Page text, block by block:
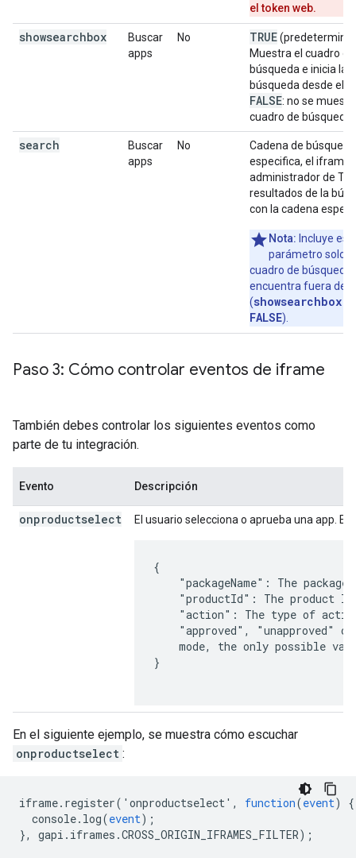
el token web.
showsearchbox
Buscar
apps
No TRUE
Muestra el cuadro de
búsqueda e inicia la
búsqueda desde el
FALSE: no se
cuadro de búsqueda.
search
Buscar
apps
No
Cadena de
especifica, el iframe
administrador de TI
resultados de la
con la cadena
Nota: Incluye
parámetro solo
cuadro de búsqueda
encuentra fuera del
(showsearchbox =
FALSE).
Paso 3: Cómo controlar eventos de iframe
También debes controlar los siguientes eventos como
parte de tu integración.
Evento Descripción
onproductselect El usuario selecciona o aprueba una app.
{
"packageName": The package
"productId": The product
"action": The type of
"approved", "unapproved"
mode, the only possible
}
En el siguiente ejemplo, se muestra cómo escuchar
onproductselect :
iframe. register(' onproductselect', function(event)
{
console. log(event);
},
gapi . iframes .CROSS_ORIGIN_IFRAMES_FILTER);